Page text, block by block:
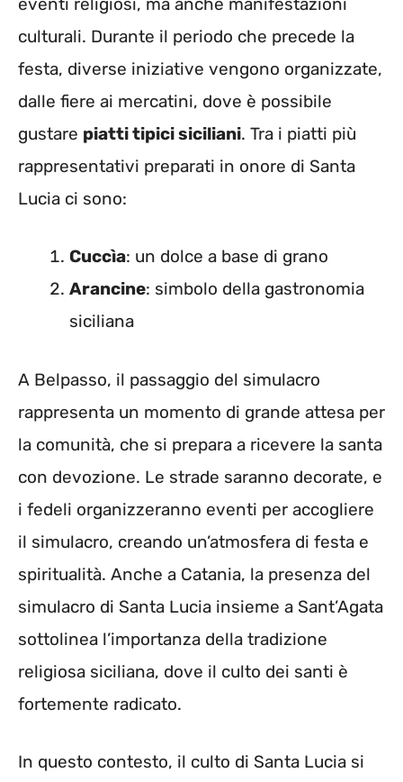
culturali. Durante il periodo che precede la
festa, diverse iniziative vengono organizzate,
dalle fiere ai mercatini, dove è possibile
gustare piatti tipici siciliani. Tra i piatti più
rappresentativi preparati in onore di Santa
Lucia ci sono:
Cuccìa: un dolce a base di grano
Arancine: simbolo della gastronomia
siciliana
A Belpasso, il passaggio del simulacro
rappresenta un momento di grande attesa per
la comunità, che si prepara a ricevere la santa
con devozione. Le strade saranno decorate, e
i fedeli organizzeranno eventi per accogliere
il simulacro, creando un’atmosfera di festa e
spiritualità. Anche a Catania, la presenza del
simulacro di Santa Lucia insieme a Sant’Agata
sottolinea l’importanza della tradizione
religiosa siciliana, dove il culto dei santi è
fortemente radicato.
In questo contesto, il culto di Santa Lucia si